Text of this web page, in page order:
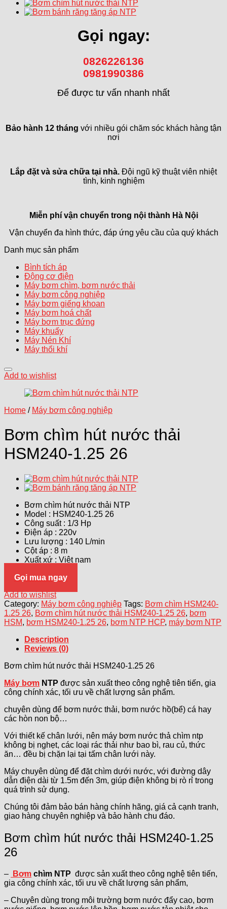
Gọi ngay:
0826226136
0981990386
Để được tư vấn nhanh nhất
Bảo hành 12 tháng với nhiều gói chăm sóc khách hàng tận
nơi
Lắp đặt và sửa chữa tại nhà. Đội ngũ kỹ thuật viên nhiệt
tình, kinh nghiệm
Miễn phí vận chuyển trong nội thành Hà Nội
Vận chuyển đa hình thức, đáp ứng yêu cầu của quý khách
Danh mục sản phẩm
Bình tích áp
Động cơ điện
Máy bơm chìm, bơm nước thải
Máy bơm công nghiệp
Máy bơm giếng khoan
Máy bơm hoá chất
Máy bơm trục đứng
Máy khuấy
Máy Nén Khí
Máy thổi khí
Add to wishlist
Home / Máy bơm công nghiệp
Bơm chìm hút nước thải
HSM240-1.25 26
Bơm chìm hút nước thải NTP
Model : HSM240-1.25 26
Công suất : 1/3 Hp
Điện áp : 220v
Lưu lượng : 140 L/min
Cột áp : 8 m
Xuất xứ : Việt nam
Gọi mua ngay
Add to wishlist
Category: Máy bơm công nghiệp Tags: Bơm chìm HSM240-
1.25 26, Bơm chìm hút nước thải HSM240-1.25 26, bơm
HSM, bơm HSM240-1.25 26, bơm NTP HCP, máy bơm NTP
Description
Reviews (0)
Bơm chìm hút nước thải HSM240-1.25 26
Máy bơm NTP được sản xuất theo công nghệ tiên tiến, gia
công chính xác, tối ưu về chất lượng sản phẩm.
chuyên dùng để bơm nước thải, bơm nước hồ(bể) cá hay
các hòn non bộ…
Với thiết kế chân lưới, nên máy bơm nước thả chìm ntp
không bị nghẹt, các loại rác thải như bao bì, rau củ, thức
ăn… đều bị chặn lại tại tấm chân lưới này.
Máy chuyên dùng để đặt chìm dưới nước, với đường dây
dẫn điện dài từ 1.5m đến 3m, giúp điện không bị rò rỉ trong
quá trình sử dụng.
Chúng tôi đảm bảo bán hàng chính hãng, giá cả cạnh tranh,
giao hàng chuyên nghiệp và bảo hành chu đáo.
Bơm chìm hút nước thải HSM240-1.25
26
– Bơm chìm NTP được sản xuất theo công nghệ tiên tiến,
gia công chính xác, tối ưu về chất lượng sản phẩm,
– Chuyên dùng trong môi trường bơm nước đẩy cao, bơm